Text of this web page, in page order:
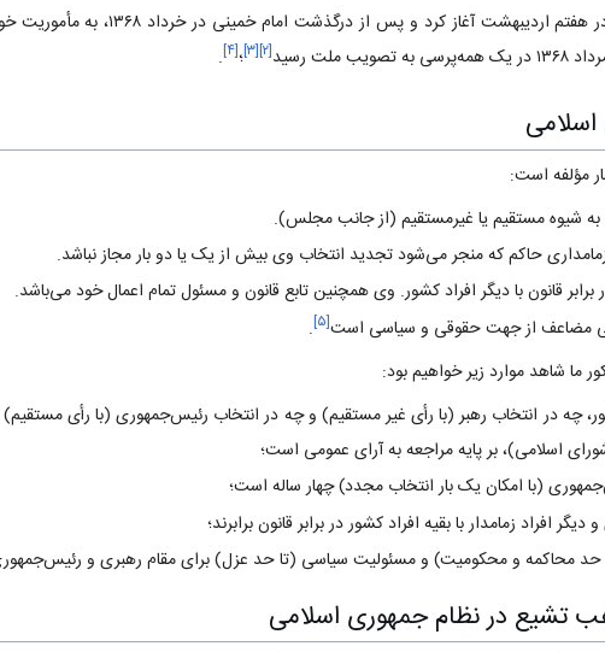
شورای مذکور کار بازنگری را در هفتم اردیبهشت
رسید
[۲]
[۳]؛[۴]
.
مؤلفه است‌:
به شیوه مستقیم یا غیرمستقیم (از جانب مجلس‌).
حاکم که منجر می‌شود تجدید انتخاب وی بیش از یک یا دو بار مجاز نباشد.
قانون با دیگر افراد کشور. وی همچنین تابع قانون و مسئول تمام اعمال خود می‌باشد.
مضاعف از جهت حقوقی و سیاسی است[۵]
.
ما شاهد موارد زیر خواهیم بود:
چه در انتخاب رهبر (با رأی غیر مستقیم‌) و چه در انتخاب رئیس‌جمهوری (با رأی
اسلامی‌)، بر پایه مراجعه به آرای عمومی است‌؛
(با امکان یک بار انتخاب مجدد) چهار ساله است‌؛
افراد زمامدار با بقیه افراد کشور در برابر قانون برابرند؛
محاکمه و محکومیت‌) و مسئولیت سیاسی (تا حد عزل‌) برای مقام رهبری و
تشیع در نظام جمهوری اسلامی